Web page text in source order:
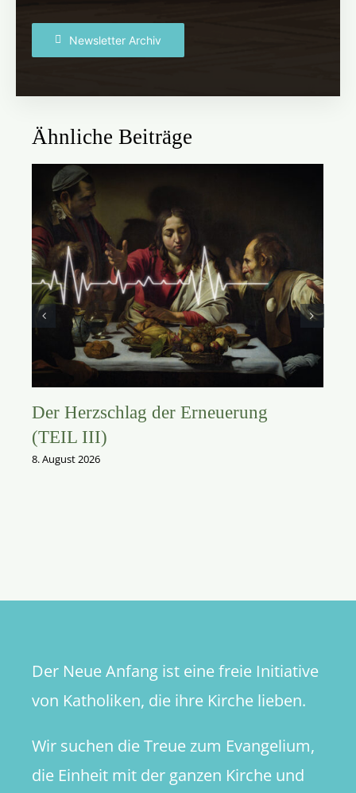
Newsletter Archiv
Ähnliche Beiträge
Der Herzschlag der Erneuerung
(TEIL III)
8. August 2026
Der Neue Anfang ist eine freie Initiative
von Katholiken, die ihre Kirche lieben.
Wir suchen die Treue zum Evangelium,
die Einheit mit der ganzen Kirche und